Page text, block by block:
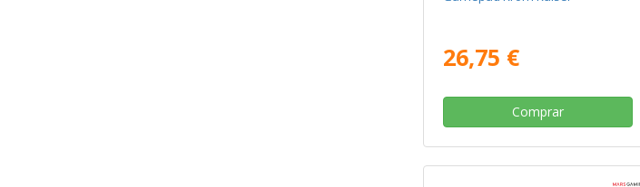
26,75 €
Comprar